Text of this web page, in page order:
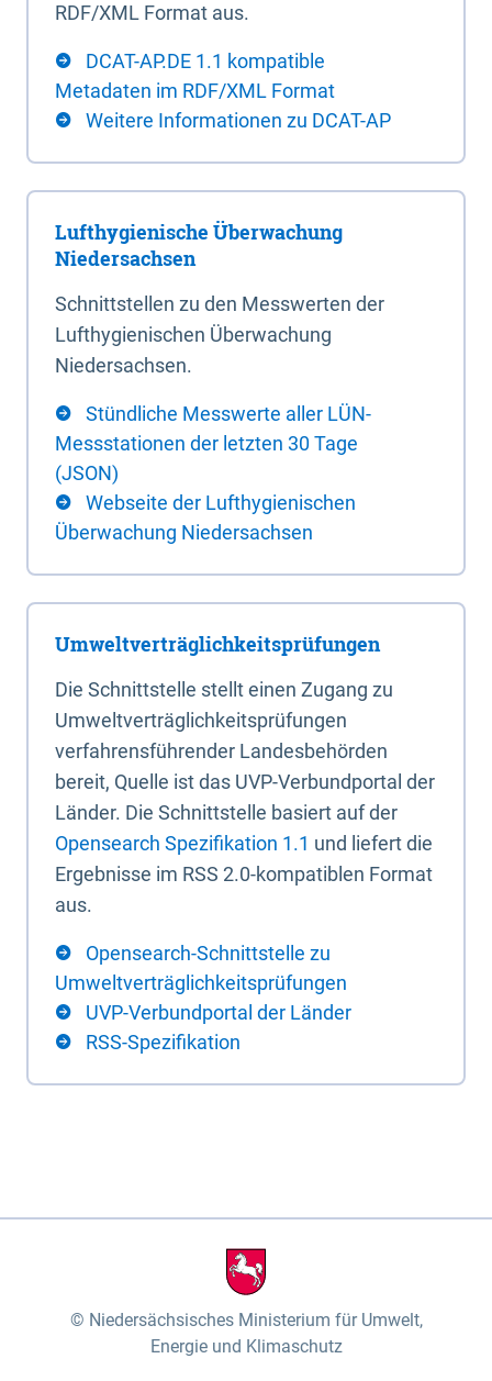
RDF/XML Format aus.
DCAT-AP.DE 1.1 kompatible
Metadaten im RDF/XML Format
Weitere Informationen zu DCAT-AP
Lufthygienische Überwachung
Niedersachsen
Schnittstellen zu den Messwerten der
Lufthygienischen Überwachung
Niedersachsen.
Stündliche Messwerte aller LÜN-
Messstationen der letzten 30 Tage
(JSON)
Webseite der Lufthygienischen
Überwachung Niedersachsen
Umweltverträglichkeitsprüfungen
Die Schnittstelle stellt einen Zugang zu
Umweltverträglichkeitsprüfungen
verfahrensführender Landesbehörden
bereit, Quelle ist das UVP-Verbundportal der
Länder. Die Schnittstelle basiert auf der
Opensearch Spezifikation 1.1 und liefert die
Ergebnisse im RSS 2.0-kompatiblen Format
aus.
Opensearch-Schnittstelle zu
Umweltverträglichkeitsprüfungen
UVP-Verbundportal der Länder
RSS-Spezifikation
Niedersächsisches Ministerium für Umwelt,
Energie und Klimaschutz